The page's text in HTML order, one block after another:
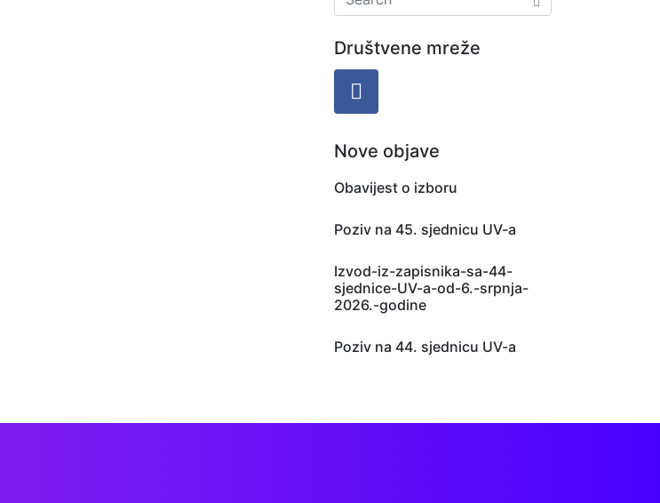
Društvene mreže
Nove objave
Obavijest o izboru
Poziv na 45. sjednicu UV-a
Izvod-iz-zapisnika-sa-44-
sjednice-UV-a-od-6.-srpnja-
2026.-godine
Poziv na 44. sjednicu UV-a